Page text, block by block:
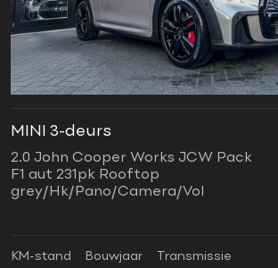
MINI 3-deurs
2.0 John Cooper Works JCW Pack
F1 aut 231pk Rooftop
grey/Hk/Pano/Camera/Vol
KM-stand
Bouwjaar
Transmissie